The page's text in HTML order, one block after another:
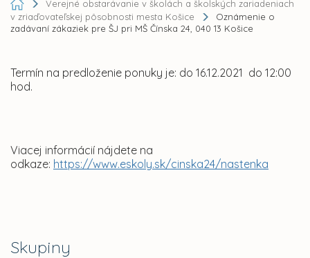
Skupiny
Verejné obstarávanie v školách a školských zariadeniach
v zriaďovateľskej pôsobnosti mesta Košice
Oznámenie o
zadávaní zákaziek pre ŠJ pri MŠ Čínska 24, 040 13 Košice
Termín na predloženie ponuky je: do 16.12.2021 do 12:00
hod.
Viacej informácií nájdete na
odkaze: https://www.eskoly.sk/cinska24/nastenka